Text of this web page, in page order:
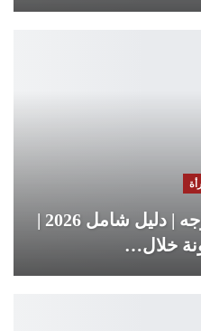
زيت الحلبة لتسمين الوجه | دليل شامل 2026 |
خلال…